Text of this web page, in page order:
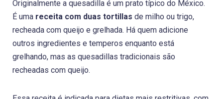
Originalmente a quesadilla é um prato típico do México.
É uma receita com duas tortillas de milho ou trigo,
recheada com queijo e grelhada. Há quem adicione
outros ingredientes e temperos enquanto está
grelhando, mas as quesadillas tradicionais são
recheadas com queijo.